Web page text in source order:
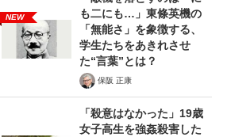
NEW
も二にも…」東條英機の
「無能さ」を象徴する、
学生たちをあきれさせ
た“言葉”とは？
保阪 正康
「殺意はなかった」19歳
女子高生を強姦殺害した